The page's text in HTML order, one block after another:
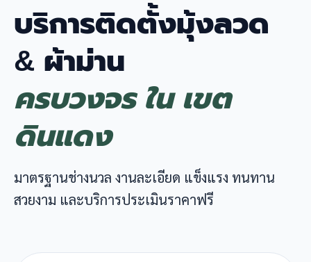
บริการติดตั้งมุ้งลวด
& ผ้าม่าน
ครบวงจร ใน เขต
ดินแดง
มาตรฐานช่างนวล งานละเอียด แข็งแรง ทนทาน
สวยงาม และบริการประเมินราคาฟรี